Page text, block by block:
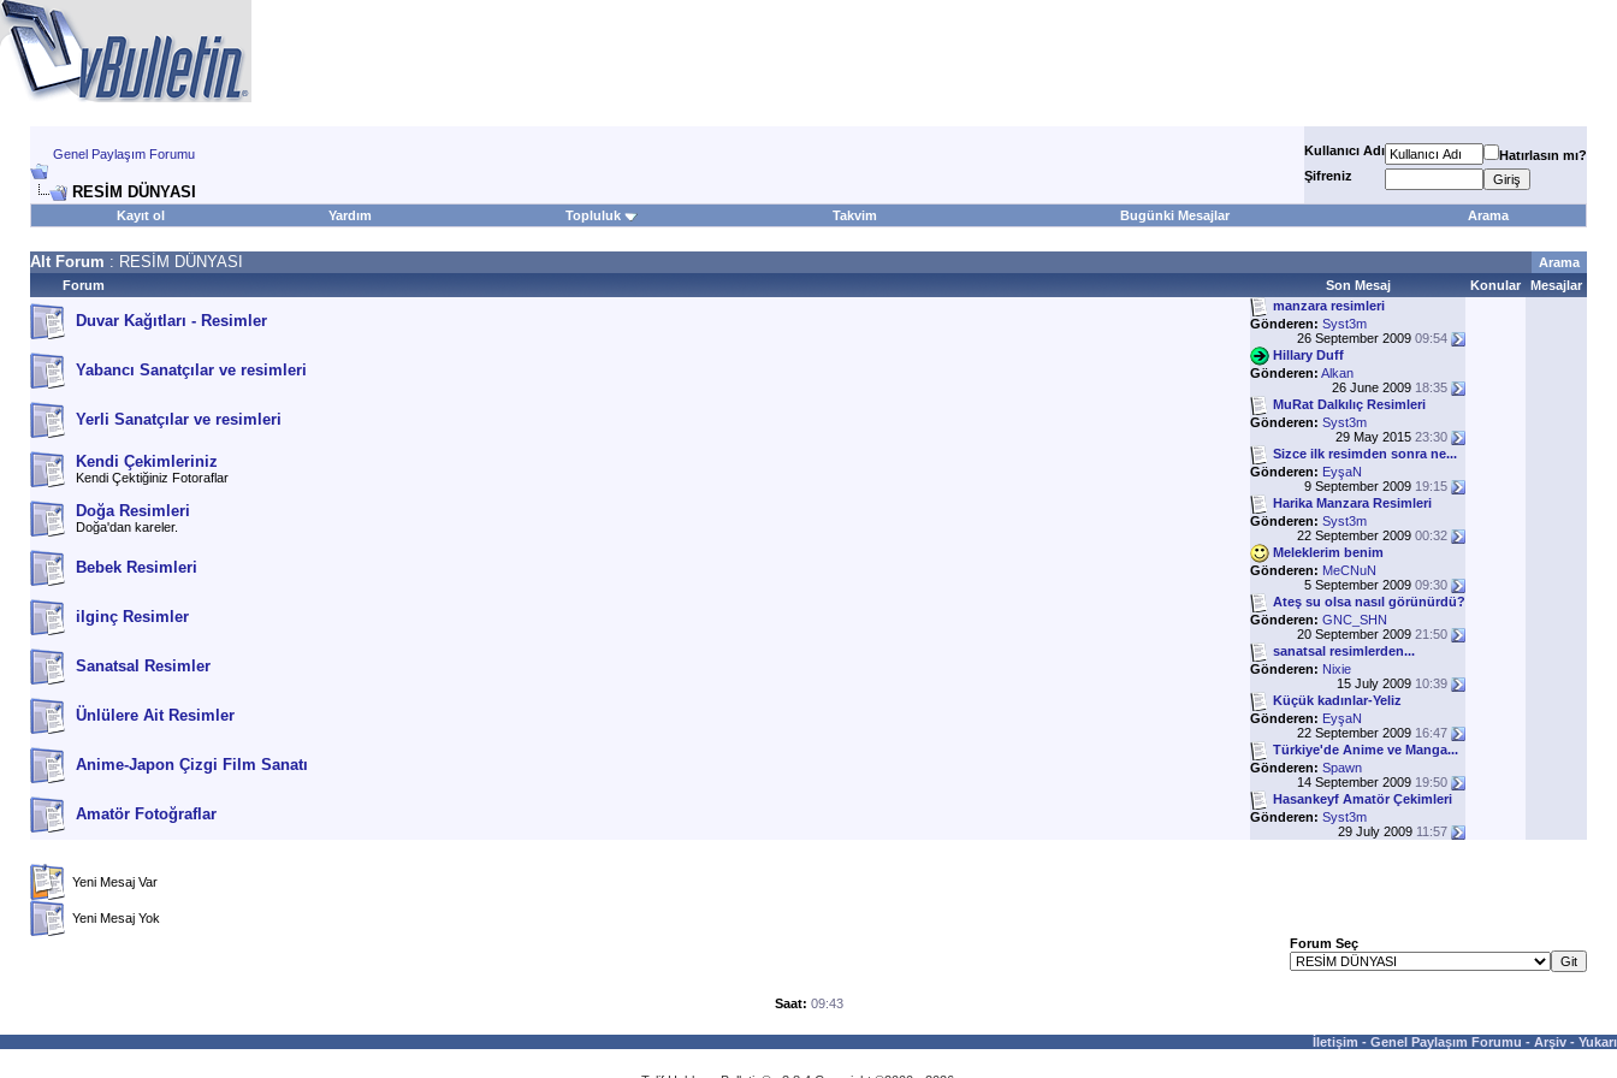
Genel Paylaşım Forumu
RESİM DÜNYASI
Kullanıcı Adı
Hatırlasın mı?
Şifreniz
Kayıt ol Yardım Topluluk Takvim Bugünki Mesajlar Arama
Alt Forum : RESİM DÜNYASI
Arama
Forum
Son Mesaj Konular Mesajlar
Duvar Kağıtları - Resimler
manzara resimleri
Gönderen: Syst3m
26 September 2009 09:54
Yabancı Sanatçılar ve resimleri
Hillary Duff
Gönderen: Alkan
26 June 2009 18:35
Yerli Sanatçılar ve resimleri
MuRat Dalkılıç Resimleri
Gönderen: Syst3m
29 May 2015 23:30
Kendi Çekimleriniz
Kendi Çektiğiniz Fotoraflar
Sizce ilk resimden sonra ne...
Gönderen: EyşaN
9 September 2009 19:15
Doğa Resimleri
Doğa'dan kareler.
Harika Manzara Resimleri
Gönderen: Syst3m
22 September 2009 00:32
Bebek Resimleri
Meleklerim benim
Gönderen: MeCNuN
5 September 2009 09:30
ilginç Resimler
Ateş su olsa nasıl görünürdü?
Gönderen: GNC_SHN
20 September 2009 21:50
Sanatsal Resimler
sanatsal resimlerden...
Gönderen: Nixie
15 July 2009 10:39
Ünlülere Ait Resimler
Küçük kadınlar-Yeliz
Gönderen: EyşaN
22 September 2009 16:47
Anime-Japon Çizgi Film Sanatı
Türkiye'de Anime ve Manga...
Gönderen: Spawn
14 September 2009 19:50
Amatör Fotoğraflar
Hasankeyf Amatör Çekimleri
Gönderen: Syst3m
29 July 2009 11:57
Yeni Mesaj Var
Yeni Mesaj Yok
Forum Seç
Saat: 09:43
İletişim - Genel Paylaşım Forumu - Arşiv - Yukarı